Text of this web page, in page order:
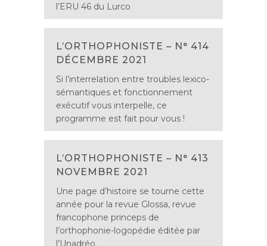
l’ERU 46 du Lurco
L’ORTHOPHONISTE – N° 414
DÉCEMBRE 2021
Si l’interrelation entre troubles lexico-
sémantiques et fonctionnement
exécutif vous interpelle, ce
programme est fait pour vous !
L’ORTHOPHONISTE – N° 413
NOVEMBRE 2021
Une page d’histoire se tourne cette
année pour la revue Glossa, revue
francophone princeps de
l’orthophonie-logopédie éditée par
l’Unadréo.